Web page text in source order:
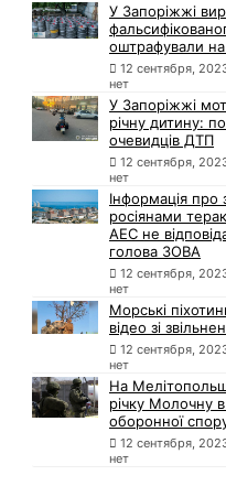
У Запоріжжі
оштрафували
12 сентября,
нет
У Запоріжжі
річну дитину:
очевидців ДТП
12 сентября,
нет
Інформація про
росіянами
АЕС не
голова ЗОВА
12 сентября,
нет
Морські
відео зі
12 сентября,
нет
На
річку Молочну в
оборонної
12 сентября,
нет